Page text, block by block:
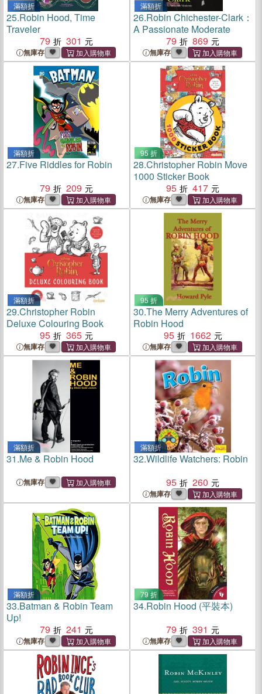
滿額折
25.Robin Hood, Time
Traveler
79
301
無庫存
滿額折
26.Robin Chichester-Clark：
A Passionate Moderate
79
869
無庫存
滿額折
27.Five Riddles for Robin
79
209
無庫存
95 折
28.Christopher Robin Move
1000 Sticker Book
95
417
無庫存
滿額折
29.Christopher Robin
Deluxe Colouring Book
95
365
無庫存
95 折
30.The Merry Adventures of
Robin Hood
95
1662
無庫存
滿額折
31.Me & Robin Hood
無庫存
滿額折
32.Wildlife Watchers: Robin
95
260
無庫存
滿額折
33.Batman & Robin Team
Up!
79
241
無庫存
79 折
34.Robin Hood (平裝本)
79
391
無庫存